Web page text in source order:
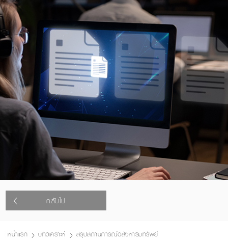
กลับไป
หน้าแรก บทวิเคราะห์
สรุปสถานการณ์อสังหาริมทรัพย์